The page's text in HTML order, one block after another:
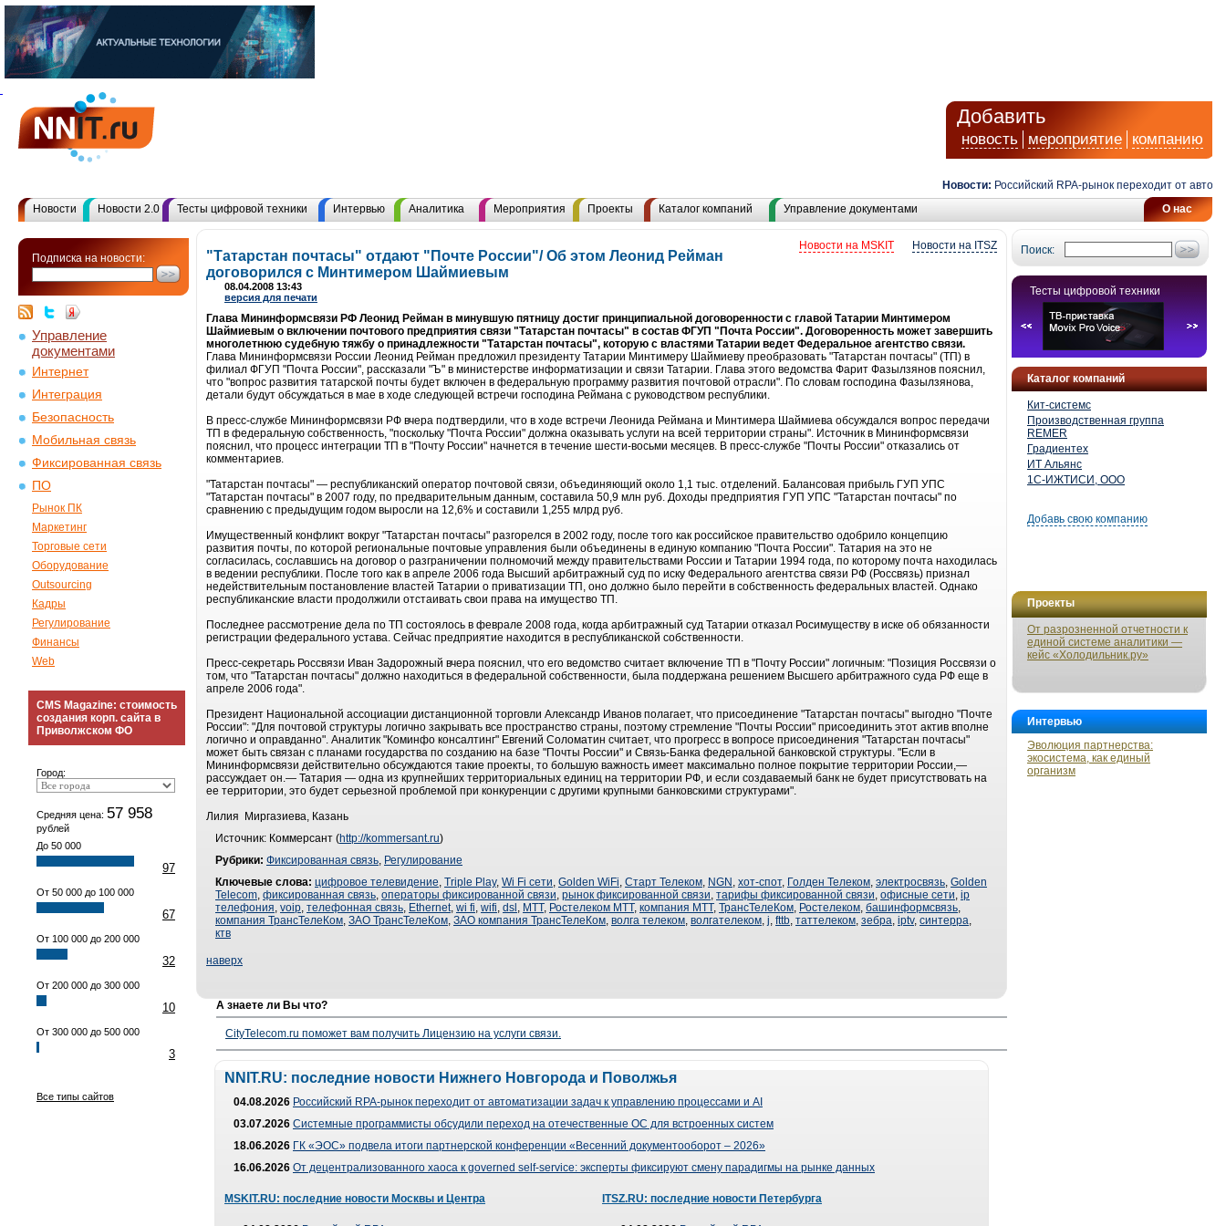
Добавить
новость мероприятие компанию
Новости: Российский RPA-рынок переходит от
О нас
Новости Новости 2.0 Тесты цифровой техники Интервью Аналитика Мероприятия Проекты Каталог компаний Управление документами
Подписка на новости:
Управление
документами
Интернет
Интеграция
Безопасность
Мобильная связь
Фиксированная связь
ПО
Рынок ПК
Маркетинг
Торговые сети
Оборудование
Outsourcing
Кадры
Регулирование
Финансы
Web
CMS Magazine: стоимость
создания корп. сайта в
Приволжском ФО
Город:
Средняя цена: 57 958
рублей
До 50 000
97
От 50 000 до 100 000
67
От 100 000 до 200 000
32
От 200 000 до 300 000
10
От 300 000 до 500 000
3
Все типы сайтов
Поиск:
Тесты цифровой техники
Каталог компаний
Кит-системс
Производственная группа
REMER
Градиентех
ИТ Альянс
1С-ИЖТИСИ, ООО
Добавь свою компанию
Проекты
От разрозненной отчетности к
единой системе аналитики —
кейс «Холодильник.ру»
Интервью
Эволюция партнерства:
экосистема, как единый
организм
Новости на ITSZ
Новости на MSKIT
"Татарстан почтасы" отдают "Почте России"/ Об этом Леонид Рейман
договорился с Минтимером Шаймиевым
08.04.2008 13:43
версия для печати
Глава Мининформсвязи РФ Леонид Рейман в минувшую пятницу достиг принципиальной договоренности с главой Татарии Минтимером
Шаймиевым о включении почтового предприятия связи "Татарстан почтасы" в состав ФГУП "Почта России". Договоренность может завершить
многолетнюю судебную тяжбу о принадлежности "Татарстан почтасы", которую с властями Татарии ведет Федеральное агентство связи.
Глава Мининформсвязи России Леонид Рейман предложил президенту Татарии Минтимеру Шаймиеву преобразовать "Татарстан почтасы" (ТП) в
филиал ФГУП "Почта России", рассказали "Ъ" в министерстве информатизации и связи Татарии. Глава этого ведомства Фарит Фазылзянов пояснил,
что "вопрос развития татарской почты будет включен в федеральную программу развития почтовой отрасли". По словам господина Фазылзянова,
детали будут обсуждаться в мае в ходе следующей встречи господина Реймана с руководством республики.
В пресс-службе Мининформсвязи РФ вчера подтвердили, что в ходе встречи Леонида Реймана и Минтимера Шаймиева обсуждался вопрос передачи
ТП в федеральную собственность, "поскольку "Почта России" должна оказывать услуги на всей территории страны". Источник в Мининформсвязи
пояснил, что процесс интеграции ТП в "Почту России" начнется в течение шести-восьми месяцев. В пресс-службе "Почты России" отказались от
комментариев.
"Татарстан почтасы" — республиканский оператор почтовой связи, объединяющий около 1,1 тыс. отделений. Балансовая прибыль ГУП УПС
"Татарстан почтасы" в 2007 году, по предварительным данным, составила 50,9 млн руб. Доходы предприятия ГУП УПС "Татарстан почтасы" по
сравнению с предыдущим годом выросли на 12,6% и составили 1,255 млрд руб.
Имущественный конфликт вокруг "Татарстан почтасы" разгорелся в 2002 году, после того как российское правительство одобрило концепцию
развития почты, по которой региональные почтовые управления были объединены в единую компанию "Почта России". Татария на это не
согласилась, сославшись на договор о разграничении полномочий между правительствами России и Татарии 1994 года, по которому почта находилась
в ведении республики. После того как в апреле 2006 года Высший арбитражный суд по иску Федерального агентства связи РФ (Россвязь) признал
недействительным постановление властей Татарии о приватизации ТП, оно должно было перейти в собственность федеральных властей. Однако
республиканские власти продолжили отстаивать свои права на имущество ТП.
Последнее рассмотрение дела по ТП состоялось в феврале 2008 года, когда арбитражный суд Татарии отказал Росимуществу в иске об обязанности
регистрации федерального устава. Сейчас предприятие находится в республиканской собственности.
Пресс-секретарь Россвязи Иван Задорожный вчера пояснил, что его ведомство считает включение ТП в "Почту России" логичным: "Позиция Россвязи о
том, что "Татарстан почтасы" должно находиться в федеральной собственности, была поддержана решением Высшего арбитражного суда РФ еще в
апреле 2006 года".
Президент Национальной ассоциации дистанционной торговли Александр Иванов полагает, что присоединение "Татарстан почтасы" выгодно "Почте
России": "Для почтовой структуры логично закрывать все пространство страны, поэтому стремление "Почты России" присоединить этот актив вполне
логично и оправданно". Аналитик "Коминфо консалтинг" Евгений Соломатин считает, что прогресс в вопросе присоединения "Татарстан почтасы"
может быть связан с планами государства по созданию на базе "Почты России" и Связь-Банка федеральной банковской структуры. "Если в
Мининформсвязи действительно обсуждаются такие проекты, то большую важность имеет максимально полное покрытие территории России,—
рассуждает он.— Татария — одна из крупнейших территориальных единиц на территории РФ, и если создаваемый банк не будет присутствовать на
ее территории, это будет серьезной проблемой при конкуренции с другими крупными банковскими структурами".
Лилия Миргазиева, Казань
Источник: Коммерсант (http://kommersant.ru)
Рубрики: Фиксированная связь, Регулирование
Ключевые слова: цифровое телевидение, Triple Play, Wi Fi сети, Golden WiFi, Старт Телеком, NGN , хот-спот, Голден Телеком, электросвязь, Golden
Telecom, фиксированная связь, операторы фиксированной связи, рынок фиксированной связи, тарифы фиксированной связи, офисные сети, ip
телефония, voip, телефонная связь, Ethernet, wi fi, wifi, dsl , МТТ, Ростелеком МТТ, компания МТТ, ТрансТелеКом, Ростелеком, башинформсвязь,
компания ТрансТелеКом, ЗАО ТрансТелеКом, ЗАО компания ТрансТелеКом, волга телеком, волгателеком, j, fttb, таттелеком, зебра, iptv, синтерра,
ктв
наверх
А знаете ли Вы что?
CityTelecom.ru поможет вам получить Лицензию на услуги связи.
NNIT.RU: последние новости Нижнего Новгорода и Поволжья
04.08.2026 Российский RPA-рынок переходит от автоматизации задач к управлению процессами и AI
03.07.2026 Системные программисты обсудили переход на отечественные ОС для встроенных систем
18.06.2026 ГК «ЭОС» подвела итоги партнерской конференции «Весенний документооборот – 2026»
16.06.2026 От децентрализованного хаоса к governed self-service: эксперты фиксируют смену парадигмы на рынке данных
MSKIT.RU: последние новости Москвы и Центра ITSZ.RU: последние новости Петербурга